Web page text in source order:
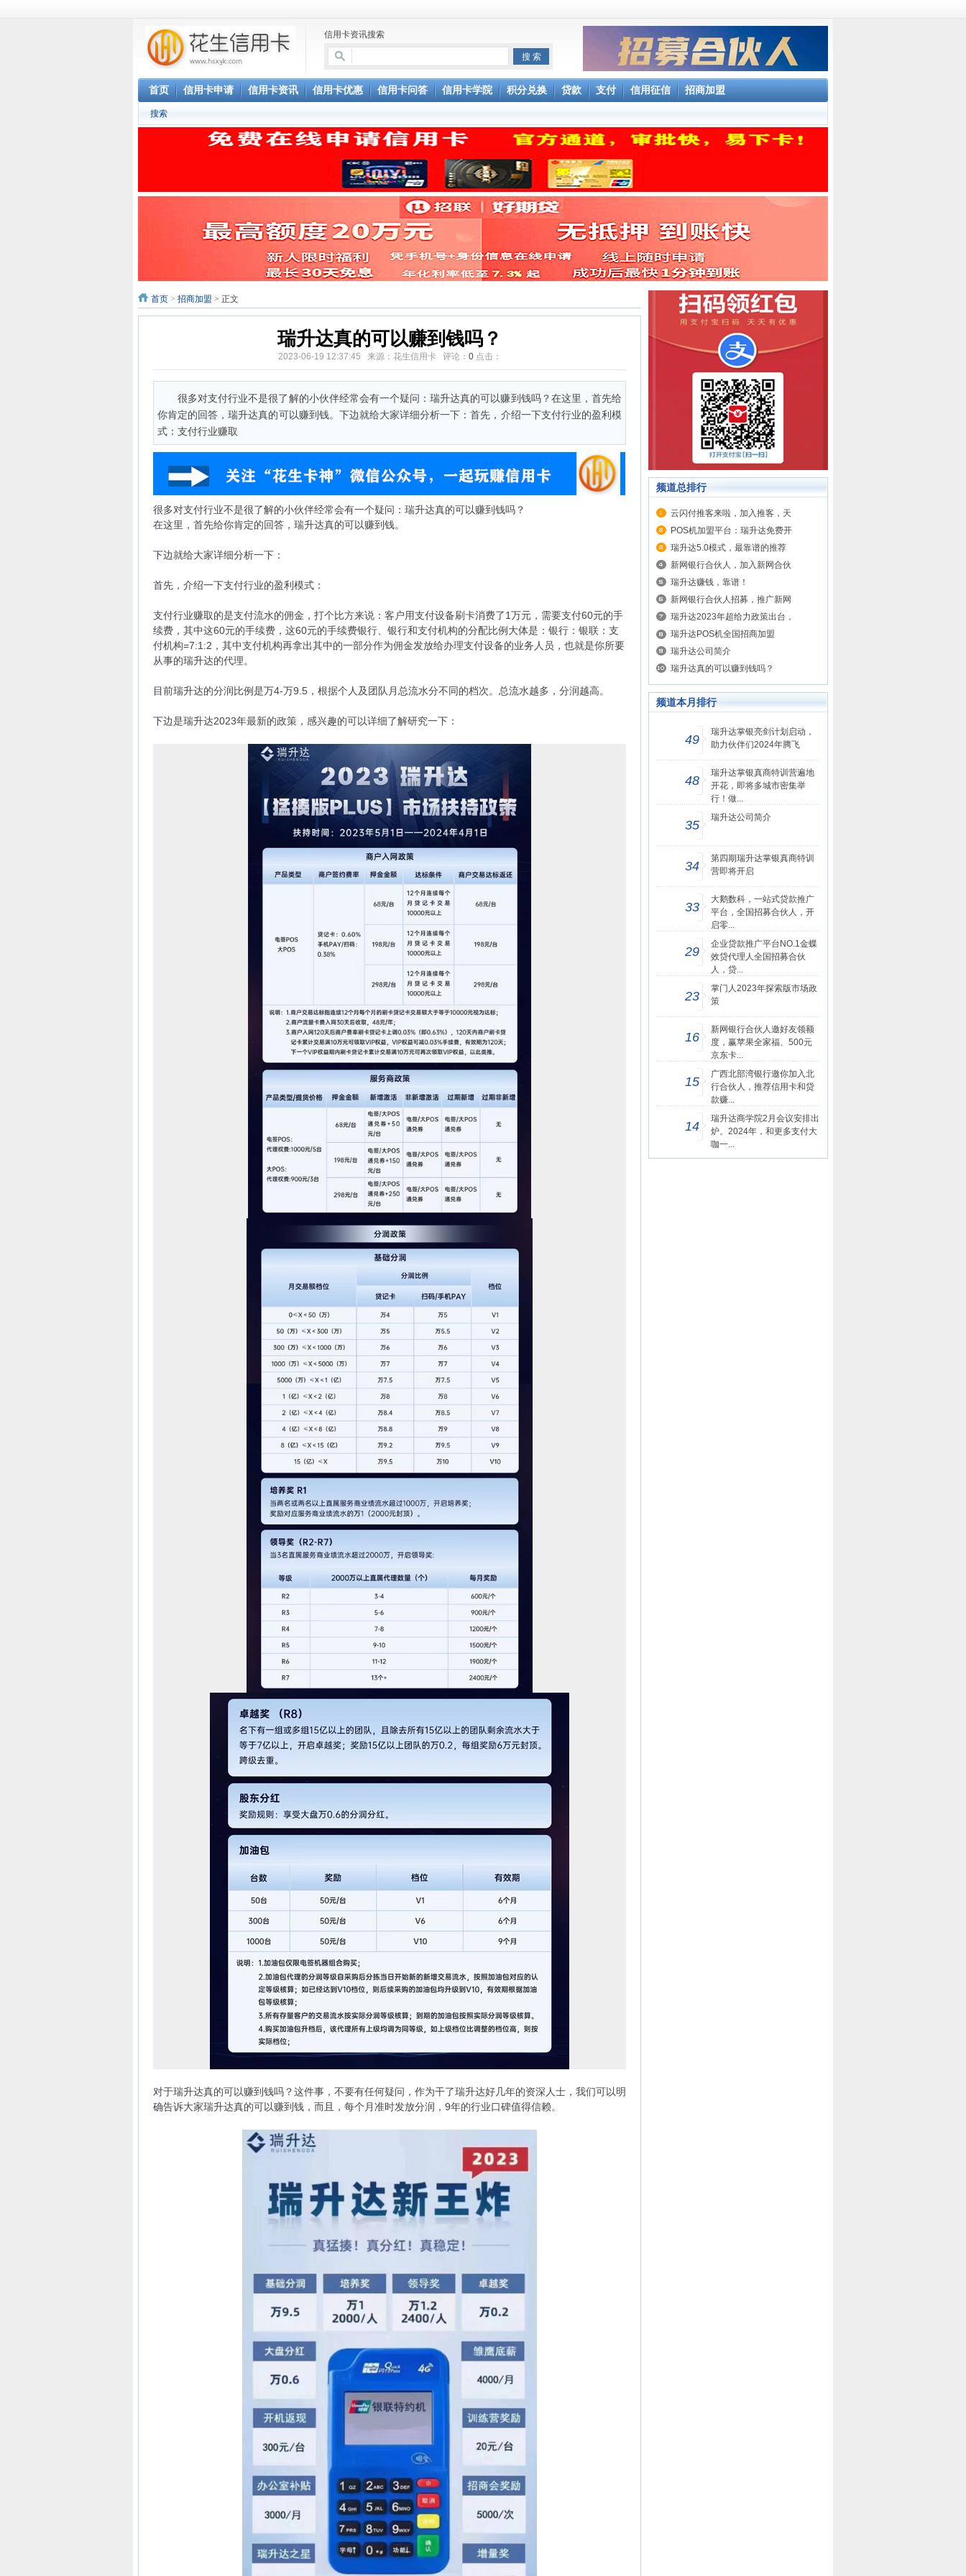
信用卡资讯搜索
首页 信用卡申请 信用卡资讯 信用卡优惠 信用卡问答 信用卡学院 积分兑换 贷款 支付 信用征信 招商加盟
搜索
首页 > 招商加盟 > 正文
瑞升达真的可以赚到钱吗？
2023-06-19 12:37:45 来源：花生信用卡 评论： 0点击：
很多对支付行业不是很了解的小伙伴经常会有一个疑问：瑞升达真的可以赚到钱吗？在这里，首先给
你肯定的回答，瑞升达真的可以赚到钱。下边就给大家详细分析一下：首先，介绍一下支付行业的盈利模
式：支付行业赚取
很多对支付行业不是很了解的小伙伴经常会有一个疑问：瑞升达真的可以赚到钱吗？
在这里，首先给你肯定的回答，瑞升达真的可以赚到钱。
下边就给大家详细分析一下：
首先，介绍一下支付行业的盈利模式：
支付行业赚取的是支付流水的佣金，打个比方来说：客户用支付设备刷卡消费了1万元，需要支付60元的手
续费，其中这60元的手续费，这60元的手续费银行、银行和支付机构的分配比例大体是：银行：银联：支
付机构=7:1:2，其中支付机构再拿出其中的一部分作为佣金发放给办理支付设备的业务人员，也就是你所要
从事的瑞升达的代理。
目前瑞升达的分润比例是万4-万9.5，根据个人及团队月总流水分不同的档次。总流水越多，分润越高。
下边是瑞升达2023年最新的政策，感兴趣的可以详细了解研究一下：
对于瑞升达真的可以赚到钱吗？这件事，不要有任何疑问，作为干了瑞升达好几年的资深人士，我们可以明
确告诉大家瑞升达真的可以赚到钱，而且，每个月准时发放分润，9年的行业口碑值得信赖。
频道总排行
云闪付推客来啦，加入推客，天
POS机加盟平台：瑞升达免费开
瑞升达5.0模式，最靠谱的推荐
新网银行合伙人，加入新网合伙
瑞升达赚钱，靠谱！
新网银行合伙人招募，推广新网
瑞升达2023年超给力政策出台，
瑞升达POS机全国招商加盟
瑞升达公司简介
瑞升达真的可以赚到钱吗？
频道本月排行
49
瑞升达掌银亮剑计划启动，
助力伙伴们2024年腾飞
48
瑞升达掌银真商特训营遍地
开花，即将多城市密集举
行！做...
35
瑞升达公司简介
34
第四期瑞升达掌银真商特训
营即将开启
33
大鹅数科，一站式贷款推广
平台，全国招募合伙人，开
启零...
29
企业贷款推广平台NO.1金蝶
效贷代理人全国招募合伙
人，贷...
23
掌门人2023年探索版市场政
策
16
新网银行合伙人邀好友领额
度，赢苹果全家福、500元
京东卡...
15
广西北部湾银行邀你加入北
行合伙人，推荐信用卡和贷
款赚...
14
瑞升达商学院2月会议安排出
炉。2024年，和更多支付大
咖一...